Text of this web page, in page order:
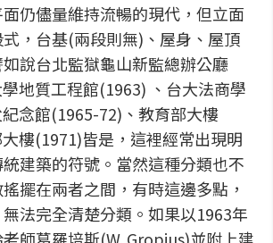
仍儘量維持流暢的現代，但立面
，台基(兩段則無)、屋身、屋頂
說台北監獄龜山新監總辦公廳
地質工程館(1963) 、台大法商學
念館(1965-72)、教育部大樓
樓(1971)皆是，這裡經常出現明
建築的符號。當然這種分類也不
擺在兩者之間，有時這邊多點，
法完全清楚分類。如果以1963年